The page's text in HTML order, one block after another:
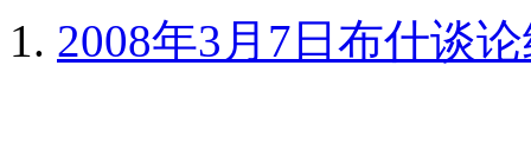
2008年3月7日布什谈